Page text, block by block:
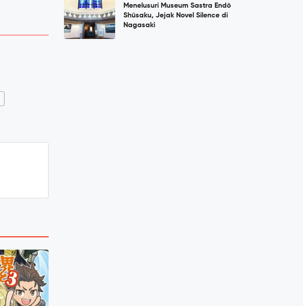
Menelusuri Museum Sastra Endō
Shūsaku, Jejak Novel Silence di
Nagasaki